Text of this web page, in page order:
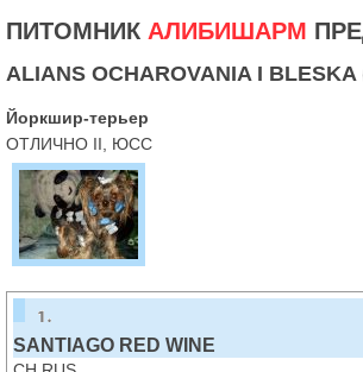
ПИТОМНИК АЛИБИШАРМ
ALIANS OCHAROVANIA I
Йоркшир-терьер
ОТЛИЧНО II, ЮСС
SANTIAGO RED WINE